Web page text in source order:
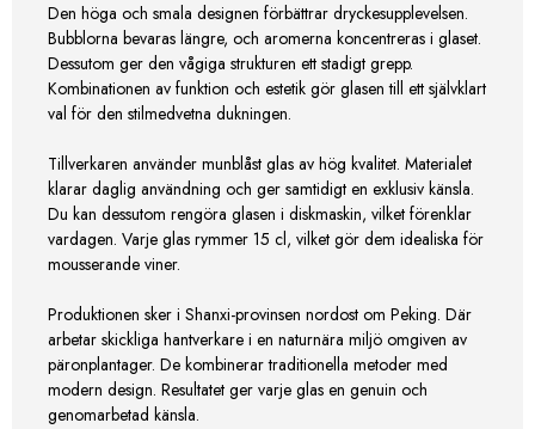
Den höga och smala designen förbättrar dryckesupplevelsen.
Bubblorna bevaras längre, och aromerna koncentreras i glaset.
Dessutom ger den vågiga strukturen ett stadigt grepp.
Kombinationen av funktion och estetik gör glasen till ett självklart
val för den stilmedvetna dukningen.
Tillverkaren använder munblåst glas av hög kvalitet. Materialet
klarar daglig användning och ger samtidigt en exklusiv känsla.
Du kan dessutom rengöra glasen i diskmaskin, vilket förenklar
vardagen. Varje glas rymmer 15 cl, vilket gör dem idealiska för
mousserande viner.
Produktionen sker i Shanxi-provinsen nordost om Peking. Där
arbetar skickliga hantverkare i en naturnära miljö omgiven av
päronplantager. De kombinerar traditionella metoder med
modern design. Resultatet ger varje glas en genuin och
genomarbetad känsla.